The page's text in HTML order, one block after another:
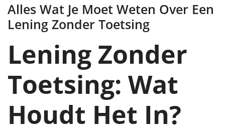
Alles Wat Je Moet Weten Over Een
Lening Zonder Toetsing
Lening Zonder
Toetsing: Wat
Houdt Het In?